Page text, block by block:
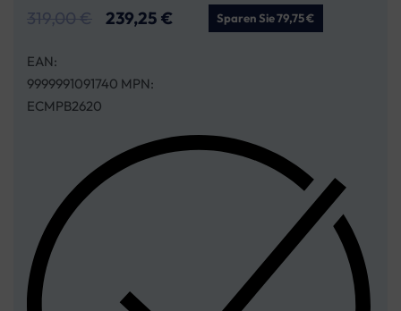
319,00€ 239,25 € Sparen Sie 79,75 €
EAN:
9999991091740 MPN:
ECMPB2620